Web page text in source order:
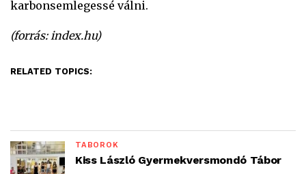
karbonsemlegessé válni.
(forrás: index.hu)
RELATED TOPICS:
TÁBOROK
Kiss László Gyermekversmondó Tábor